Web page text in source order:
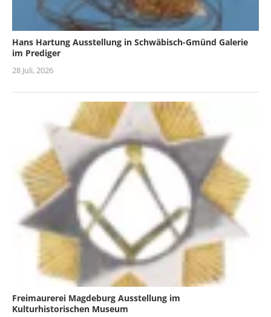
Hans Hartung Ausstellung in Schwäbisch-Gmünd Galerie
im Prediger
28 Juli, 2026
Freimaurerei Magdeburg Ausstellung im
Kulturhistorischen Museum